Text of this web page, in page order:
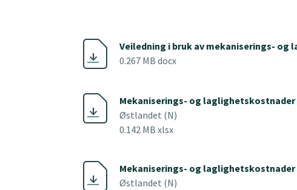
Veiledning i bruk av mekaniserings- og
0.267 MB docx
Mekaniserings- og laglighetskostnader
Østlandet (N)
0.142 MB xlsx
Mekaniserings- og laglighetskostnader
Østlandet (N)